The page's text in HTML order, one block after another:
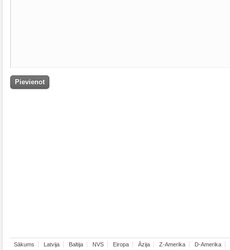
Sākums Latvija Baltija NVS Eiropa Āzija Z-Amerika D-Amerika